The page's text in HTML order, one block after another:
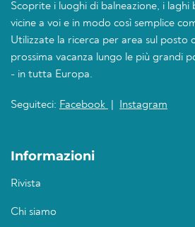
Scoprite i luoghi di balneazione, i laghi
vicine a voi e in modo così semplice
Utilizzate la ricerca per area sul posto
prossima vacanza lungo le più grandi
- in tutta Europa.
Seguiteci: Facebook Instagram
Informazioni
Rivista
Chi siamo